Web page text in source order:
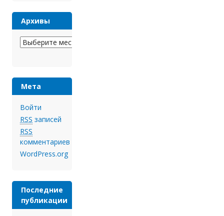
Архивы
Архивы
Мета
Войти
RSS записей
RSS
комментариев
WordPress.org
Последние
публикации